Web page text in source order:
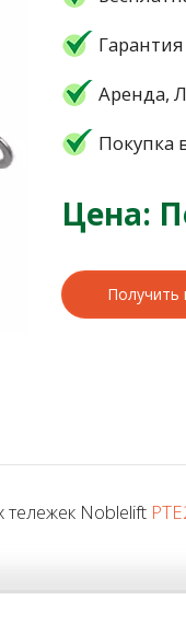
Аренда,
Покупка
Цена:
Получить
Noblelift